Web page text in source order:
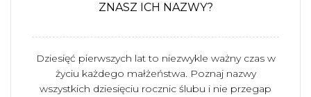
ZNASZ ICH NAZWY?
Dziesięć pierwszych lat to niezwykle ważny czas w
życiu każdego małżeństwa. Poznaj nazwy
wszystkich dziesięciu rocznic ślubu i nie przegap